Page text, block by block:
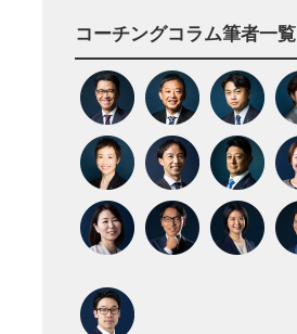
コーチングコラム筆者一覧